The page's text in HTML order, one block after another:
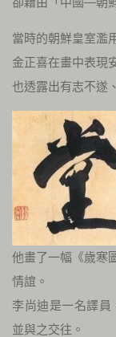
當時的朝鮮皇室濫
金正喜在畫中表現
也透露出有志不遂
他畫了一幅《歲寒
情誼。
李尚迪是一名譯員
並與之交往。